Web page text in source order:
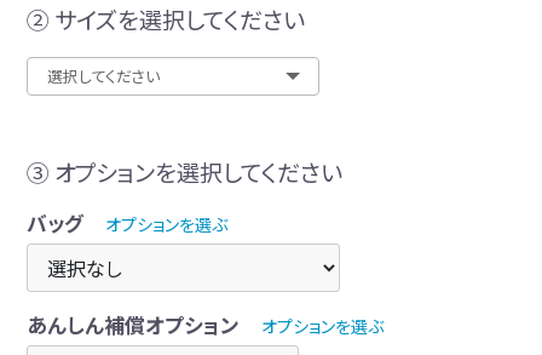
② サイズを選択してください
③ オプションを選択してください
バッグ オプションを選ぶ
あんしん補償オプション オプションを選ぶ